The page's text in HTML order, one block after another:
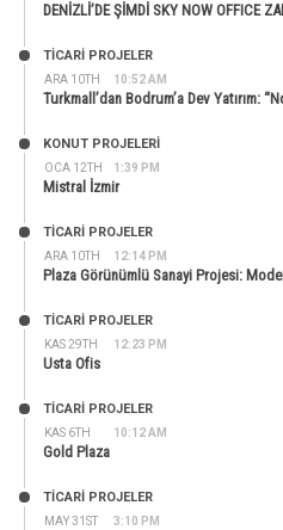
DENİZLİ’DE ŞİMDİ SKY NOW OFFICE
ARA 10TH 10:52 AM
TİCARİ PROJELER
Turkmall’dan Bodrum’a Dev Yatırım:
OCA 12TH 1:39 PM
KONUT PROJELERI
Mistral İzmir
ARA 10TH 12:14 PM
TİCARİ PROJELER
Plaza Görünümlü Sanayi Projesi:
KAS 29TH 12:23 PM
TİCARİ PROJELER
Usta Ofis
KAS 6TH 10:12 AM
TİCARİ PROJELER
Gold Plaza
MAY 31ST 3:10 PM
TİCARİ PROJELER